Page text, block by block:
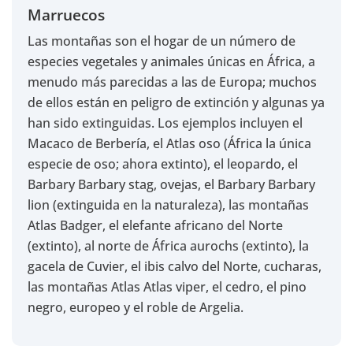
Marruecos
Las montañas son el hogar de un número de
especies vegetales y animales únicas en África, a
menudo más parecidas a las de Europa; muchos
de ellos están en peligro de extinción y algunas ya
han sido extinguidas. Los ejemplos incluyen el
Macaco de Berbería, el Atlas oso (África la única
especie de oso; ahora extinto), el leopardo, el
Barbary Barbary stag, ovejas, el Barbary Barbary
lion (extinguida en la naturaleza), las montañas
Atlas Badger, el elefante africano del Norte
(extinto), al norte de África aurochs (extinto), la
gacela de Cuvier, el ibis calvo del Norte, cucharas,
las montañas Atlas Atlas viper, el cedro, el pino
negro, europeo y el roble de Argelia.